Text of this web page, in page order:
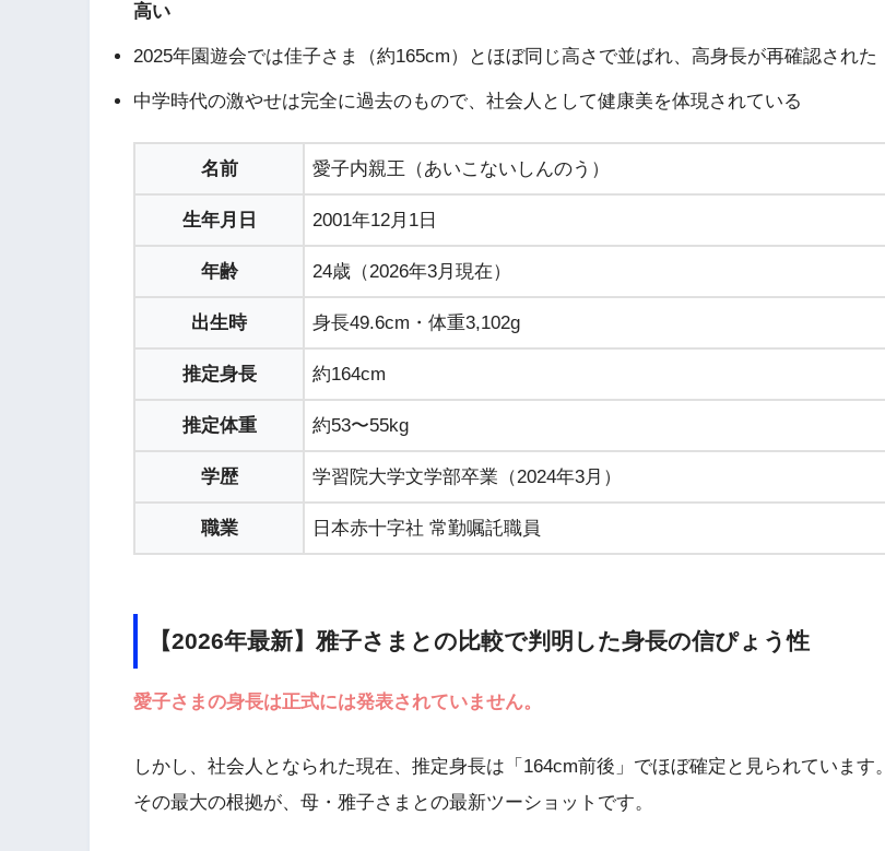
高い
2025年園遊会では佳子さま（約165cm）とほぼ同じ高さで並ばれ、高身長が再確認された
中学時代の激やせは完全に過去のもので、社会人として健康美を体現されている
名前 愛子内親王（あいこないしんのう）
生年月日 2001年12月1日
年齢 24歳（2026年3月現在）
出生時 身長49.6cm・体重3,102g
推定身長 約164cm
推定体重 約53〜55kg
学歴 学習院大学文学部卒業（2024年3月）
職業 日本赤十字社 常勤嘱託職員
【2026年最新】雅子さまとの比較で判明した身長の信ぴょう性
愛子さまの身長は正式には発表されていません。
しかし、社会人となられた現在、推定身長は「164cm前後」でほぼ確定と見られています。
その最大の根拠が、母・雅子さまとの最新ツーショットです。